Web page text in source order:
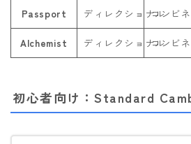
Passport ディレクショナルコンビ
Alchemist ディレクショナルコンビ
初心者向け：Standard